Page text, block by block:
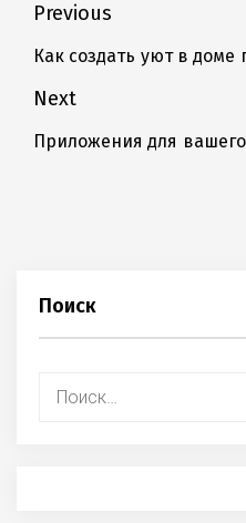
Навигация
по
записям
Previous
Previous
Как создать уют в
Next
Next
Приложения для
Поиск
Найти: